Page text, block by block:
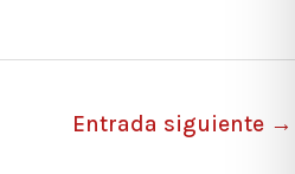
Entrada siguiente →